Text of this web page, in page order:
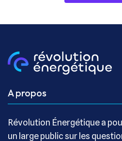
A propos
Révolution Énergétique a
un large public sur les